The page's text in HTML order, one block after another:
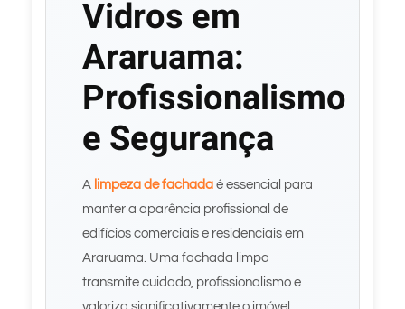
Vidros em
Araruama:
Profissionalismo
e Segurança
A limpeza de fachada é essencial para
manter a aparência profissional de
edifícios comerciais e residenciais em
Araruama. Uma fachada limpa
transmite cuidado, profissionalismo e